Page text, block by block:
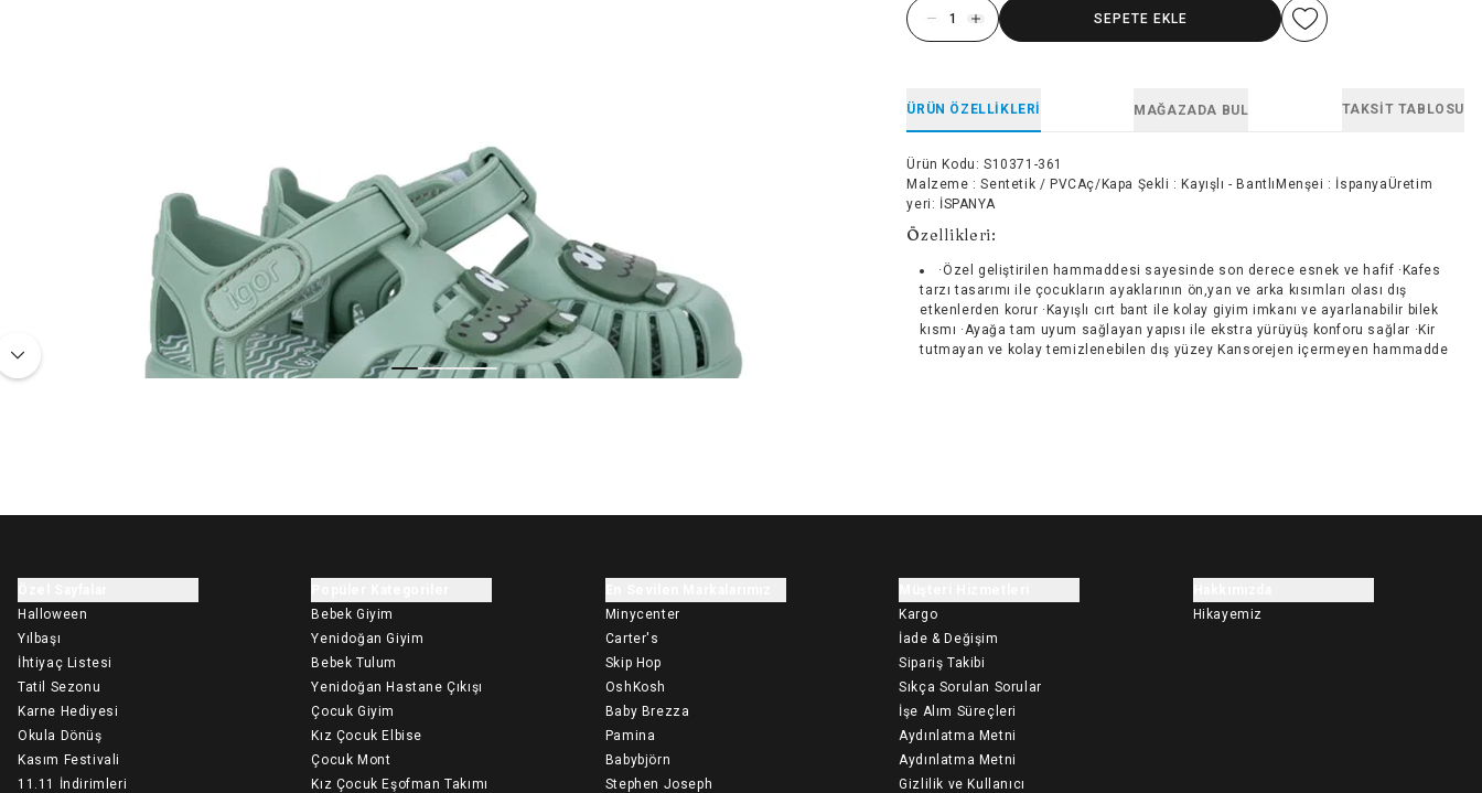
SEPETE EKLE
ÜRÜN ÖZELLIKLERI MAĞAZADA BUL TAKSIT TABLOSU
Ürün Kodu : S10371-361
Malzeme : Sentetik / PVCAç/Kapa Şekli : Kayışlı - BantlıMenşei : İspanyaÜretim
yeri: İSPANYA
Özellikleri:
·Özel geliştirilen hammaddesi sayesinde son derece esnek ve hafif ·Kafes
tarzı tasarımı ile çocukların ayaklarının ön,yan ve arka kısımları olası dış
etkenlerden korur ·Kayışlı cırt bant ile kolay giyim imkanı ve ayarlanabilir bilek
kısmı ·Ayağa tam uyum sağlayan yapısı ile ekstra yürüyüş konforu sağlar ·Kir
tutmayan ve kolay temizlenebilen dış yüzey Kansorejen içermeyen hammadde
Halloween
Yılbaşı
İhtiyaç Listesi
Tatil Sezonu
Karne Hediyesi
Okula Dönüş
Kasım Festivali
11.11 İndirimleri
Bebek Giyim
Yenidoğan Giyim
Bebek Tulum
Yenidoğan Hastane Çıkışı
Çocuk Giyim
Kız Çocuk Elbise
Çocuk Mont
Kız Çocuk Eşofman Takımı
Minycenter
Carter's
Skip Hop
OshKosh
Baby Brezza
Pamina
Babybjörn
Stephen Joseph
Kargo
İade & Değişim
Sipariş Takibi
Sıkça Sorulan Sorular
İşe Alım Süreçleri
Aydınlatma Metni
Aydınlatma Metni
Gizlilik ve Kullanıcı
Hikayemiz